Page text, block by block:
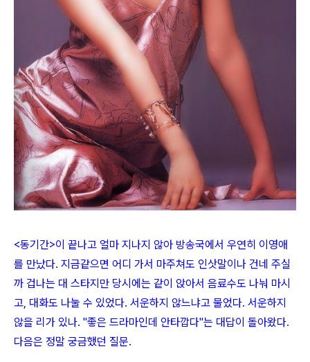
<동기간>이 끝나고 얼마 지나지 않아 방송국에서 우연히 이영애
를 만났다. 지금같으면 어디 가서 마주쳐도 인삿말이나 건네 주실
까 겁나는 대 스타지만 당시에는 같이 앉아서 음료수도 나눠 마시
고, 대화도 나눌 수 있었다. 서운하지 않느냐고 물었다. 서운하지
않을 리가 있나. "좋은 드라마인데 안타깝다"는 대답이 돌아왔다.
다음은 정말 궁금했던 질문.